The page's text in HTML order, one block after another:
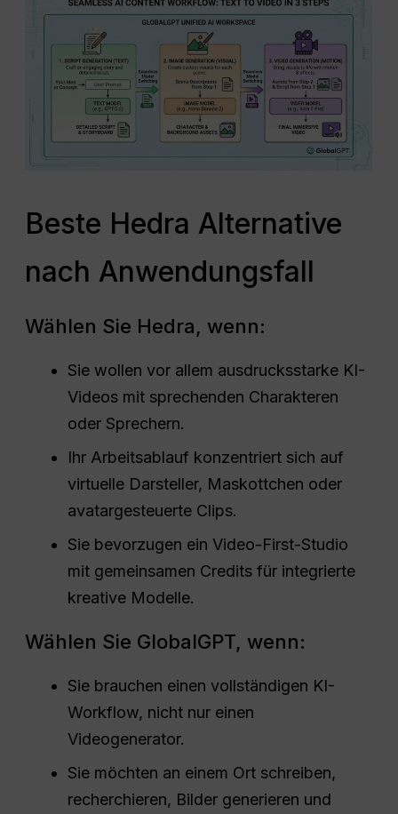
Beste Hedra Alternative
nach Anwendungsfall
Wählen Sie Hedra, wenn:
Sie wollen vor allem ausdrucksstarke KI-
Videos mit sprechenden Charakteren
oder Sprechern.
Ihr Arbeitsablauf konzentriert sich auf
virtuelle Darsteller, Maskottchen oder
avatargesteuerte Clips.
Sie bevorzugen ein Video-First-Studio
mit gemeinsamen Credits für integrierte
kreative Modelle.
Wählen Sie GlobalGPT, wenn:
Sie brauchen einen vollständigen KI-
Workflow, nicht nur einen
Videogenerator.
Sie möchten an einem Ort schreiben,
recherchieren, Bilder generieren und